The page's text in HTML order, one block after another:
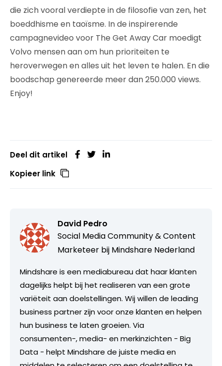
die zich vooral verdiepte in de filosofie van zen, het
boeddhisme en taoïsme. In de inspirerende
campagnevideo voor The Get Away Car moedigt
Volvo mensen aan om hun prioriteiten te
heroverwegen en alles uit het leven te halen. En die
boodschap genereerde meer dan 250.000 views.
Enjoy!
Deel dit artikel
Kopieer link
David Pedro
Social Media Community & Content
Marketeer bij Mindshare Nederland
Mindshare is een mediabureau dat haar klanten
dagelijks helpt bij het realiseren van een grote
variëteit aan doelstellingen. Wij willen de leading
business partner zijn voor onze klanten en helpen
hun business te laten groeien. Via
consumenten-, media- en merkinzichten - Big
Data - helpt Mindshare de juiste media en